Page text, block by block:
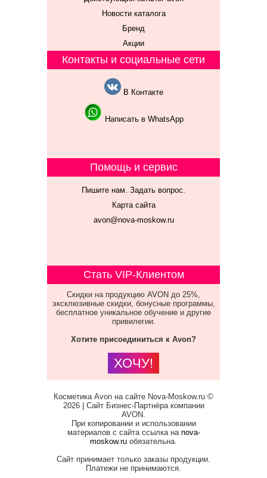
Новости каталога
Бренд
Акции
Контакты и социальные сети
В Контакте
Написать в WhatsApp
Помощь и сервис
Пишите нам. Задать вопрос.
Карта сайта
avon@nova-moskow.ru
Стать VIP-Клиентом
Скидки на продукцию AVON до 25%,
эксклюзивные скидки, бонусные программы,
бесплатное уникальное обучение и другие
привилегии.
Хотите присоединиться к Avon?
ХОЧУ!
Косметика Avon на сайте Nova-Moskow.ru ©
2026 | Сайт Бизнес-Партнёра компании
AVON.
При копировании и использовании
материалов с сайта ссылка на nova-
moskow.ru обязательна.
Сайт принимает только заказы продукции.
Платежи не принимаются.